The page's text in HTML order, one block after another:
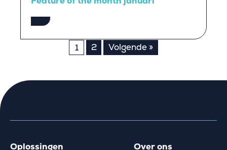
Berichten
1 2 Volgende »
Oplossingen
Over ons